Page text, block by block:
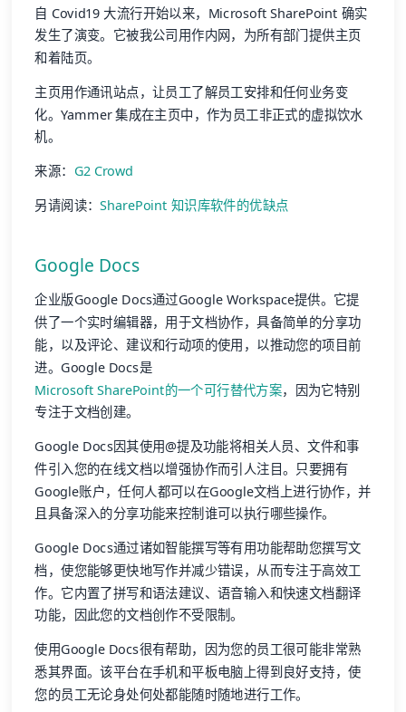
自 Covid19 大流行开始以来，Microsoft SharePoint 确实
发生了演变。它被我公司用作内网，为所有部门提供主页
和着陆页。
主页用作通讯站点，让员工了解员工安排和任何业务变
化。Yammer 集成在主页中，作为员工非正式的虚拟饮水
机。
来源： G2 Crowd
另请阅读：SharePoint 知识库软件的优缺点
Google Docs
企业版Google Docs通过Google Workspace提供。它提
供了一个实时编辑器，用于文档协作，具备简单的分享功
能，以及评论、建议和行动项的使用，以推动您的项目前
进。Google Docs是
Microsoft SharePoint的一个可行替代方案，因为它特别
专注于文档创建。
Google Docs因其使用@提及功能将相关人员、文件和事
件引入您的在线文档以增强协作而引人注目。只要拥有
Google账户，任何人都可以在Google文档上进行协作，并
且具备深入的分享功能来控制谁可以执行哪些操作。
Google Docs通过诸如智能撰写等有用功能帮助您撰写文
档，使您能够更快地写作并减少错误，从而专注于高效工
作。它内置了拼写和语法建议、语音输入和快速文档翻译
功能，因此您的文档创作不受限制。
使用Google Docs很有帮助，因为您的员工很可能非常熟
悉其界面。该平台在手机和平板电脑上得到良好支持，使
您的员工无论身处何处都能随时随地进行工作。